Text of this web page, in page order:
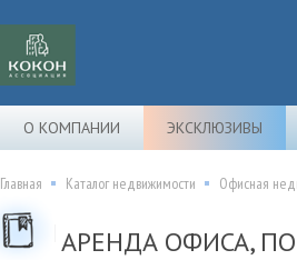
О КОМПАНИИ ЭКСКЛЮЗИВЫ
Главная Каталог недвижимости Офисная
АРЕНДА ОФИСА,